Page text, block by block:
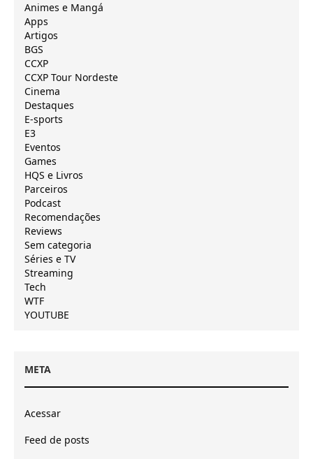
Animes e Mangá
Apps
Artigos
BGS
CCXP
CCXP Tour Nordeste
Cinema
Destaques
E-sports
E3
Eventos
Games
HQS e Livros
Parceiros
Podcast
Recomendações
Reviews
Sem categoria
Séries e TV
Streaming
Tech
WTF
YOUTUBE
META
Acessar
Feed de posts